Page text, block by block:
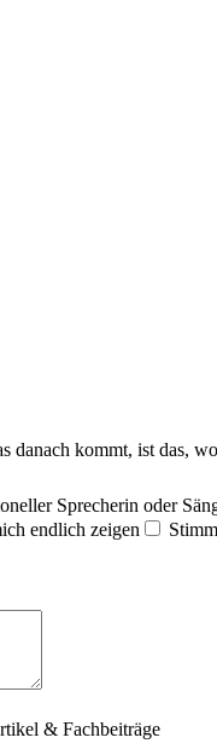
kommt, ist das,
Sprecherin oder
endlich zeigen
& Fachbeiträge